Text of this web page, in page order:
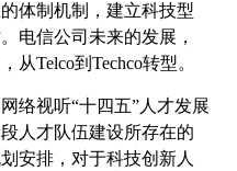
体制机制，建立科技型
电信公司未来的发展，
从Telco到Techco转型。
络视听“十四五”人才发展
人才队伍建设所存在的
安排，对于科技创新人